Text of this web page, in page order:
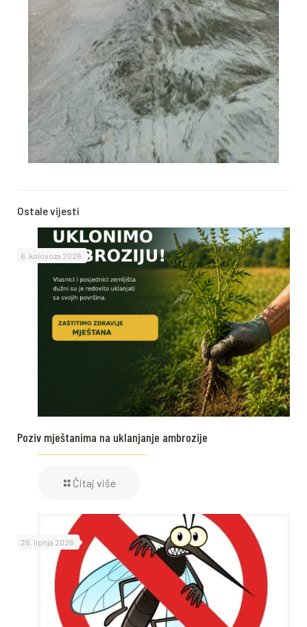
Ostale vijesti
6. kolovoza 2026.
Poziv mještanima na uklanjanje ambrozije
Čitaj više
26. lipnja 2026.